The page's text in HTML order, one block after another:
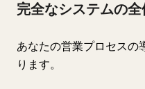
完全なシステムの全
あなたの営業プロセスの
ります。